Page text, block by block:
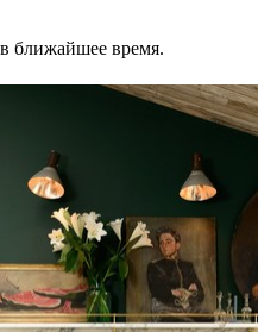
ближайшее время.